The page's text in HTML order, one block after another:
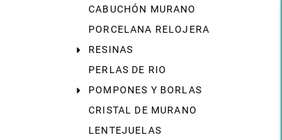
CABUCHÓN MURANO
PORCELANA RELOJERA
RESINAS
PERLAS DE RIO
POMPONES Y BORLAS
CRISTAL DE MURANO
LENTEJUELAS